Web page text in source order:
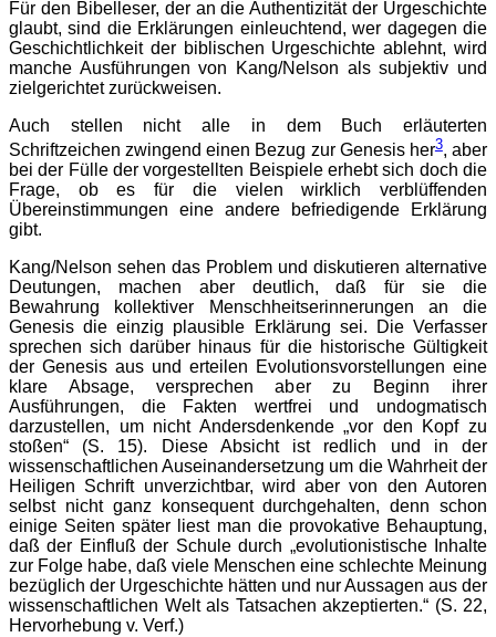
Für den Bibelleser, der an die Authentizität der Urgeschichte
glaubt, sind die Erklärungen einleuchtend, wer dagegen die
Geschichtlichkeit der biblischen Urgeschichte ablehnt, wird
manche Ausführungen von Kang/Nelson als subjektiv und
zielgerichtet zurückweisen.
Auch stellen nicht alle in dem Buch erläuterten
Schriftzeichen zwingend einen Bezug zur Genesis her3, aber
bei der Fülle der vorgestellten Beispiele erhebt sich doch die
Frage, ob es für die vielen wirklich verblüffenden
Übereinstimmungen eine andere befriedigende Erklärung
gibt.
Kang/Nelson sehen das Problem und diskutieren alternative
Deutungen, machen aber deutlich, daß für sie die
Bewahrung kollektiver Menschheitserinnerungen an die
Genesis die einzig plausible Erklärung sei. Die Verfasser
sprechen sich darüber hinaus für die historische Gültigkeit
der Genesis aus und erteilen Evolutionsvorstellungen eine
klare Absage, versprechen aber zu Beginn ihrer
Ausführungen, die Fakten wertfrei und undogmatisch
darzustellen, um nicht Andersdenkende „vor den Kopf zu
stoßen“ (S. 15). Diese Absicht ist redlich und in der
wissenschaftlichen Auseinandersetzung um die Wahrheit der
Heiligen Schrift unverzichtbar, wird aber von den Autoren
selbst nicht ganz konsequent durchgehalten, denn schon
einige Seiten später liest man die provokative Behauptung,
daß der Einfluß der Schule durch „evolutionistische Inhalte
zur Folge habe, daß viele Menschen eine schlechte Meinung
bezüglich der Urgeschichte hätten und nur Aussagen aus der
wissenschaftlichen Welt als Tatsachen akzeptierten.“ (S. 22,
Hervorhebung v. Verf.)